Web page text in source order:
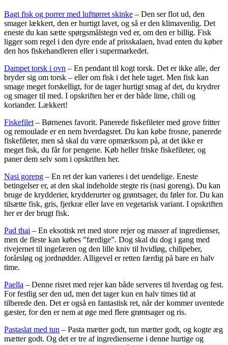
Bagt fisk og porrer med lufttørret skinke – Den ser flot ud, den
smager lækkert, den er hurtigt lavet, og så er den klimavenlig. Det
eneste du kan sætte spørgsmålstegn ved er, om den er billig. Fisk
ligger som regel i den dyre ende af prisskalaen, hvad enten du køber
den hos fiskehandleren eller i supermarkedet.
Dampet torsk i ovn – En pendant til kogt torsk. Det er ikke alle, der
bryder sig om torsk – eller om fisk i det hele taget. Men fisk kan
smage meget forskelligt, for de tager hurtigt smag af det, du krydrer
og smager til med. I opskriften her er der både lime, chili og
koriander. Lækkert!
Fiskefilet– Børnenes favorit. Panerede fiskefileter med grove fritter
og remoulade er en nem hverdagsret. Du kan købe frosne, panerede
fiskefileter, men så skal du være opmærksom på, at det ikke er
meget fisk, du får for pengene. Køb heller friske fiskefileter, og
paner dem selv som i opskriften her.
Nasi goreng – En ret der kan varieres i det uendelige. Eneste
betingelser er, at den skal indeholde stegte ris (nasi goreng). Du kan
bruge de krydderier, krydderurter og grøntsager, du føler for. Du kan
tilsætte fisk, gris, fjerkræ eller lave en vegetarisk variant. I opskriften
her er der brugt fisk.
Pad thai – En eksotisk ret med store rejer og masser af ingredienser,
men de fleste kan købes ”færdige”. Dog skal du dog i gang med
rivejernet til ingefæren og den lille kniv til hvidløg, chilipeber,
forårsløg og jordnødder. Alligevel er retten færdig på bare en halv
time.
Paella – Denne risret med rejer kan både serveres til hverdag og fest.
For festlig ser den ud, men det tager kun en halv times tid at
tilberede den. Det er også en fantastisk ret, når der kommer uventede
gæster, for den er nem at øge med flere grøntsager og ris.
Pastaslat med tun – Pasta mætter godt, tun mætter godt, og kogte æg
mætter godt. Og det er tre af ingredienserne i denne hurtige og